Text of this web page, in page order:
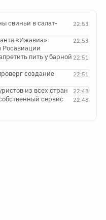
22:53
свиньи в салат-
22:53
«Ижавиа»
Росавиации
22:51
пить у барной
22:51
создание
22:48
из всех стран
22:48
сервис